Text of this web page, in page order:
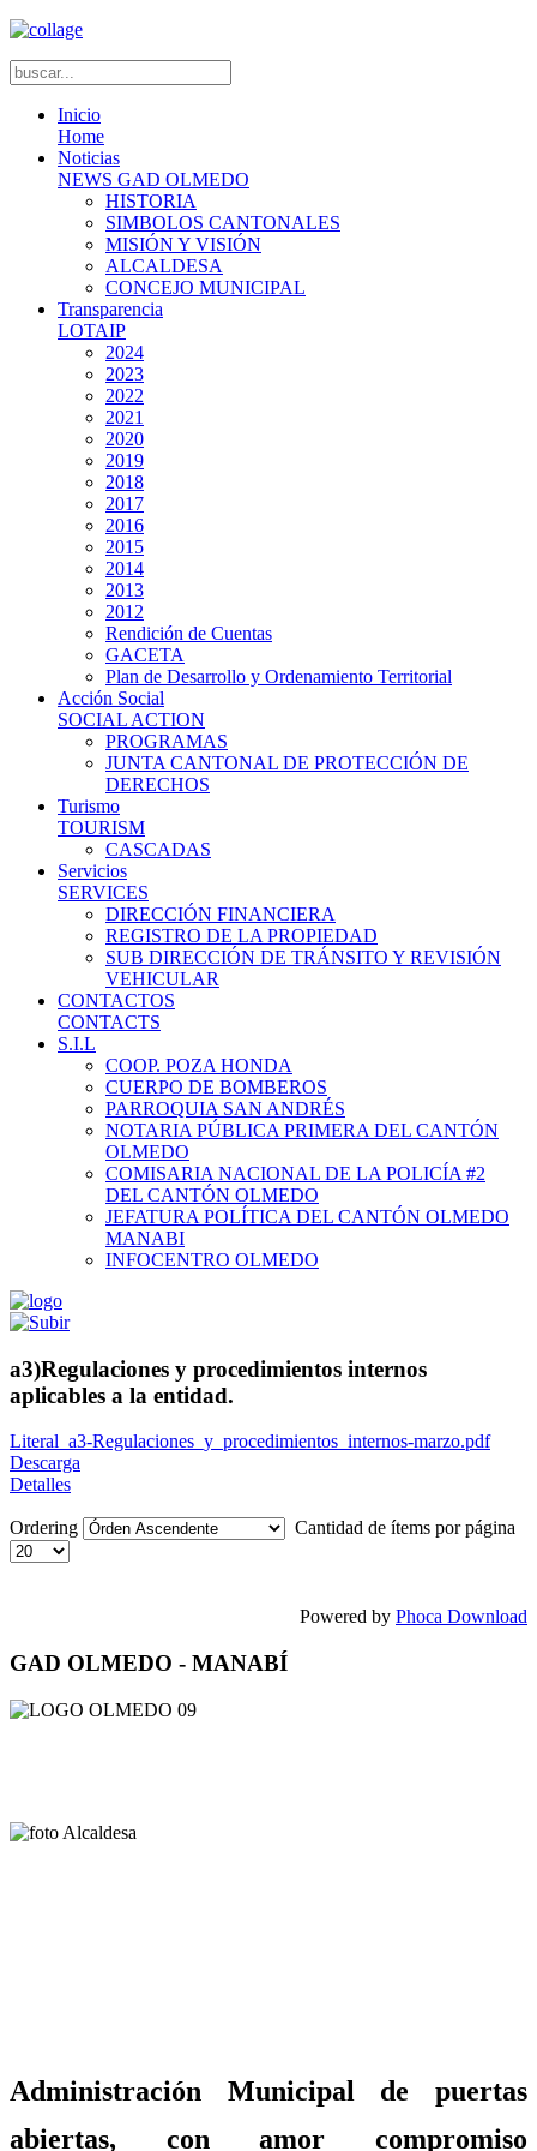
Inicio
Home
Noticias
NEWS GAD OLMEDO
HISTORIA
SIMBOLOS CANTONALES
MISIÓN Y VISIÓN
ALCALDESA
CONCEJO MUNICIPAL
Transparencia
LOTAIP
2024
2023
2022
2021
2020
2019
2018
2017
2016
2015
2014
2013
2012
Rendición de Cuentas
GACETA
Plan de Desarrollo y Ordenamiento Territorial
Acción Social
SOCIAL ACTION
PROGRAMAS
JUNTA CANTONAL DE PROTECCIÓN DE
DERECHOS
Turismo
TOURISM
CASCADAS
Servicios
SERVICES
DIRECCIÓN FINANCIERA
REGISTRO DE LA PROPIEDAD
SUB DIRECCIÓN DE TRÁNSITO Y REVISIÓN
VEHICULAR
CONTACTOS
CONTACTS
S.I.L
COOP. POZA HONDA
CUERPO DE BOMBEROS
PARROQUIA SAN ANDRÉS
NOTARIA PÚBLICA PRIMERA DEL CANTÓN
OLMEDO
COMISARIA NACIONAL DE LA POLICÍA #2
DEL CANTÓN OLMEDO
JEFATURA POLÍTICA DEL CANTÓN OLMEDO
MANABI
INFOCENTRO OLMEDO
a3)Regulaciones y procedimientos internos
aplicables a la entidad.
Literal_a3-Regulaciones_y_procedimientos_internos-marzo.pdf
Descarga
Detalles
Ordering Cantidad de ítems por página
Powered by Phoca Download
GAD OLMEDO - MANABÍ
Administración Municipal de puertas
abiertas, con amor compromiso